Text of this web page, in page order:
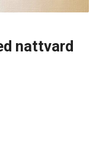
nattvard